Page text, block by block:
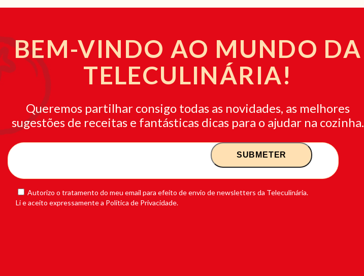
BEM-VINDO AO MUNDO DA
TELECULINÁRIA!
Queremos partilhar consigo todas as novidades, as melhores
sugestões de receitas e fantásticas dicas para o ajudar na cozinha.
Autorizo o tratamento do meu email para efeito de envio de newsletters da Teleculinária.
Li e aceito expressamente a Política de Privacidade.